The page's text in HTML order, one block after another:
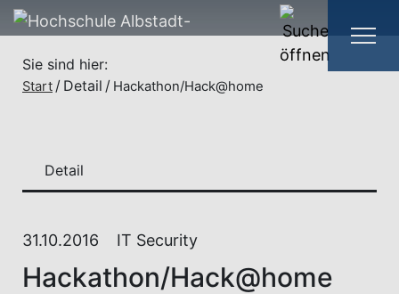
Sie sind hier:
Start Detail Hackathon/Hack@home
31.10.2016 IT Security
Hackathon/Hack@home
Detail